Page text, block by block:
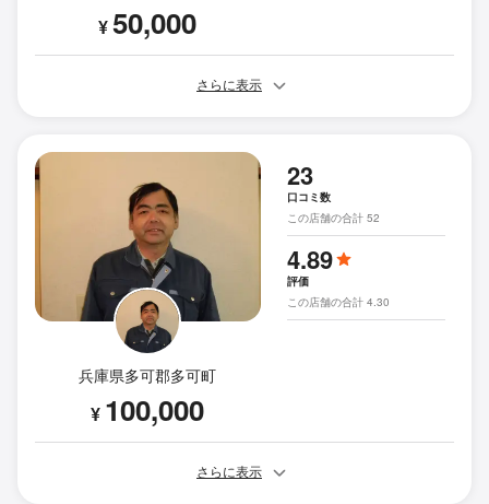
¥50,000
さらに表示
兵庫県多可郡多可町
¥ 100,000
23
口コミ数
この店舗の合計 52
4.89
評価
この店舗の合計 4.30
さらに表示